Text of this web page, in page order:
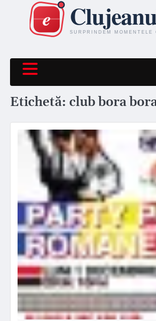
content
Etichetă: club bora